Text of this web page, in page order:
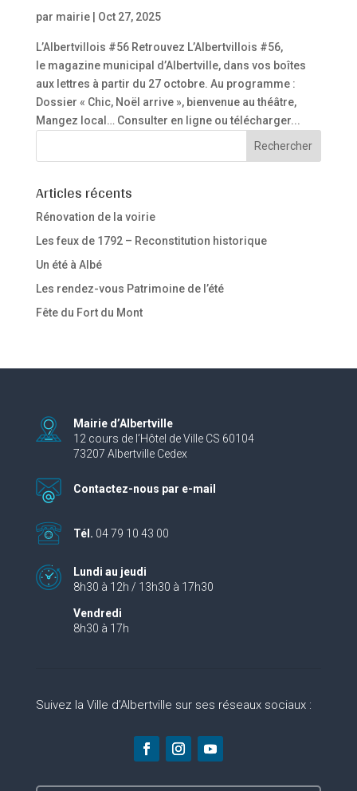
par mairie| Oct 27, 2025
L’Albertvillois #56 Retrouvez L’Albertvillois #56,
le magazine municipal d’Albertville, dans vos boîtes
aux lettres à partir du 27 octobre. Au programme :
Dossier « Chic, Noël arrive », bienvenue au théâtre,
Mangez local… Consulter en ligne ou télécharger...
Articles récents
Rénovation de la voirie
Les feux de 1792 – Reconstitution historique
Un été à Albé
Les rendez-vous Patrimoine de l’été
Fête du Fort du Mont
Mairie d’Albertville
12 cours de l’Hôtel de Ville CS 60104
73207 Albertville Cedex
Contactez-nous par e-mail
Tél. 04 79 10 43 00
Lundi au jeudi
8h30 à 12h / 13h30 à 17h30
Vendredi
8h30 à 17h
Suivez la Ville d’Albertville sur ses réseaux sociaux :